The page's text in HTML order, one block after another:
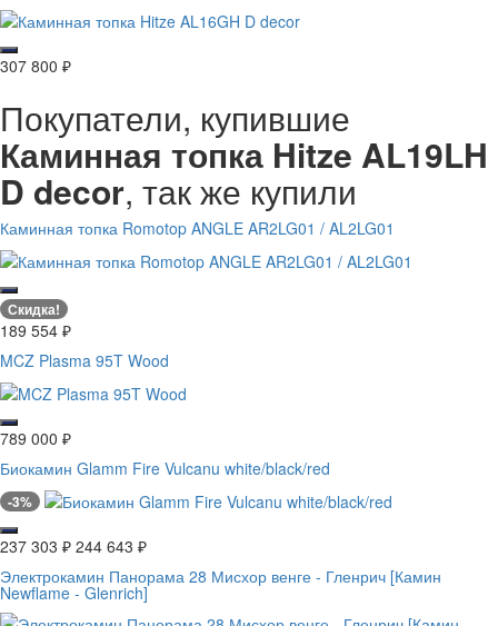
307 800 ₽
Покупатели, купившие
Каминная топка Hitze AL19LH
D decor, так же купили
Каминная топка Romotop ANGLE AR2LG01 / AL2LG01
Скидка!
189 554 ₽
MCZ Plasma 95T Wood
789 000 ₽
Биокамин Glamm Fire Vulcanu white/black/red
-3%
237 303 ₽ 244 643 ₽
Электрокамин Панорама 28 Мисхор венге - Гленрич [Камин
Newflame - Glenrich]